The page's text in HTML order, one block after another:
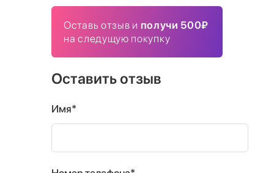
Оставь отзыв и получи 500₽
на следущую покупку
Оставить отзыв
Имя*